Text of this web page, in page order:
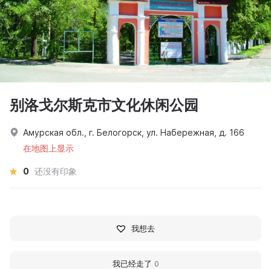
别洛戈尔斯克市文化休闲公园
Амурская обл., г. Белогорск, ул. Набережная, д. 166
在地图上显示
0 还没有印象
我想去
我已经走了 0